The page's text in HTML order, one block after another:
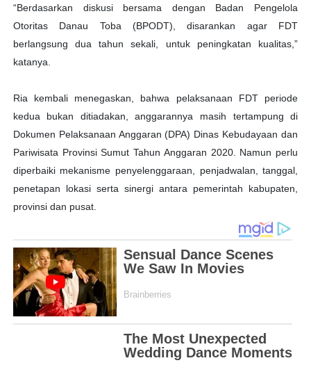
“Berdasarkan diskusi bersama dengan Badan Pengelola
Otoritas Danau Toba (BPODT), disarankan agar FDT
berlangsung dua tahun sekali, untuk peningkatan kualitas,”
katanya.
Ria kembali menegaskan, bahwa pelaksanaan FDT periode
kedua bukan ditiadakan, anggarannya masih tertampung di
Dokumen Pelaksanaan Anggaran (DPA) Dinas Kebudayaan dan
Pariwisata Provinsi Sumut Tahun Anggaran 2020. Namun perlu
diperbaiki mekanisme penyelenggaraan, penjadwalan, tanggal,
penetapan lokasi serta sinergi antara pemerintah kabupaten,
provinsi dan pusat.